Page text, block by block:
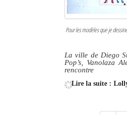
Pour les modèles que je
La ville de Diego
Pop’s, Vanolaza
rencontre
Lire la suite :